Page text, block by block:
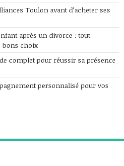
Toulon avant d’acheter ses
après un divorce : tout
bons choix
complet pour réussir sa présence
personnalisé pour vos